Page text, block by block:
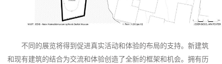
不同的展览将得到促进真实活动和体验的布局的支持。新建筑
和现有建筑的结合为交流和体验创造了全新的框架和机会。拥有历